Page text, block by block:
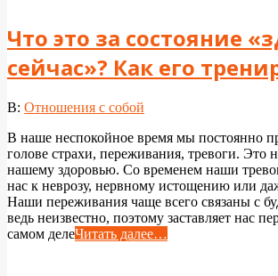
Что это за состояние
сейчас»? Как его
2024-
25
В: Отношения с собой
В наше неспокойное время мы постоянно
голове страхи, переживания, тревоги. Это
нашему здоровью. Со временем наши
нас к неврозу, нервному истощению или
Наши переживания чаще всего связаны с
ведь неизвестно, поэтому заставляет нас
самом делеЧитать далее…